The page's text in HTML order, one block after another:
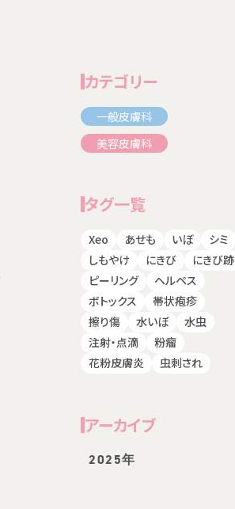
カテゴリー
一般皮膚科
美容皮膚科
タグ一覧
Xeo あせも いぼ
シミ
しもやけ
にきび
にきび跡
ピーリング
ヘルペス
ボトックス
帯状疱疹
擦り傷
水いぼ
水虫
注射・点滴
粉瘤
花粉皮膚炎
虫刺され
アーカイブ
2025年